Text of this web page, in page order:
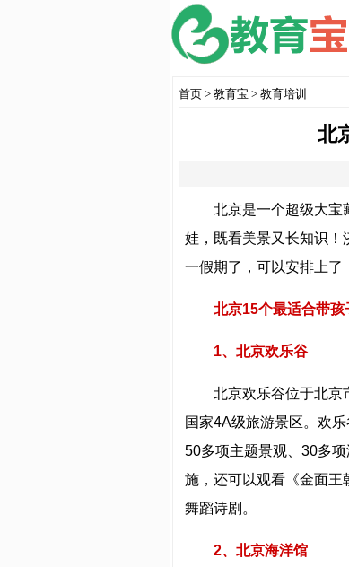
首页 > 教育宝 > 教育培训
北
北京是一个超级大宝
娃，既看美景又长知识！
一假期了，可以安排上了
北京15个最适合带孩
1、北京欢乐谷
北京欢乐谷位于北京
国家4A级旅游景区。欢
50多项主题景观、30多
施，还可以观看《金面王
舞蹈诗剧。
2、北京海洋馆